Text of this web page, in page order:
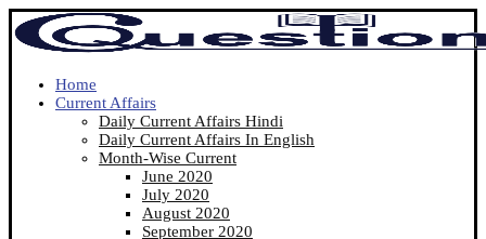
Home
Current Affairs
Daily Current Affairs Hindi
Daily Current Affairs In English
Month-Wise Current
June 2020
July 2020
August 2020
September 2020